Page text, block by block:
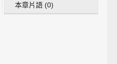
本章片語 (0)